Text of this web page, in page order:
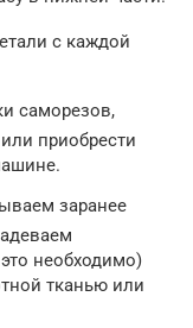
с каждой
саморезов,
приобрести
заранее
необходимо)
тканью или